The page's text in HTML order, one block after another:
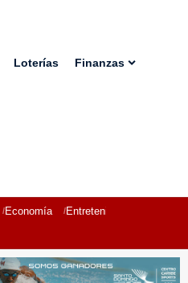
Loterías Finanzas
Economía Entretenimiento